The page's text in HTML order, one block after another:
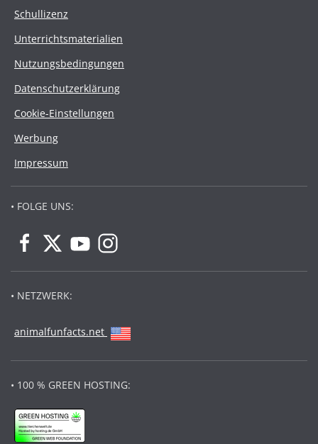
Schullizenz
Unterrichtsmaterialien
Nutzungsbedingungen
Datenschutzerklärung
Cookie-Einstellungen
Werbung
Impressum
• FOLGE UNS:
• NETZWERK:
animalfunfacts.net
• 100 % GREEN HOSTING: